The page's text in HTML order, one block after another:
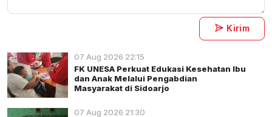
Kirim
07 Aug 2026 22:15
FK UNESA Perkuat Edukasi Kesehatan Ibu
dan Anak Melalui Pengabdian
Masyarakat di Sidoarjo
07 Aug 2026 21:30